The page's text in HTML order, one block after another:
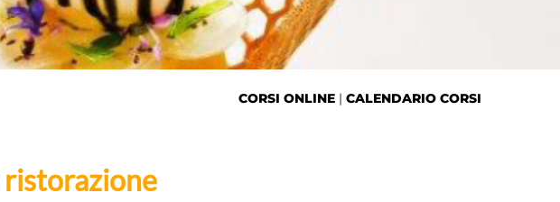
CORSI ONLINE | CALENDARIO CORSI
ristorazione